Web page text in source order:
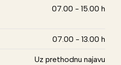
07.00 - 15.00 h
07.00 - 13.00 h
Uz prethodnu najavu